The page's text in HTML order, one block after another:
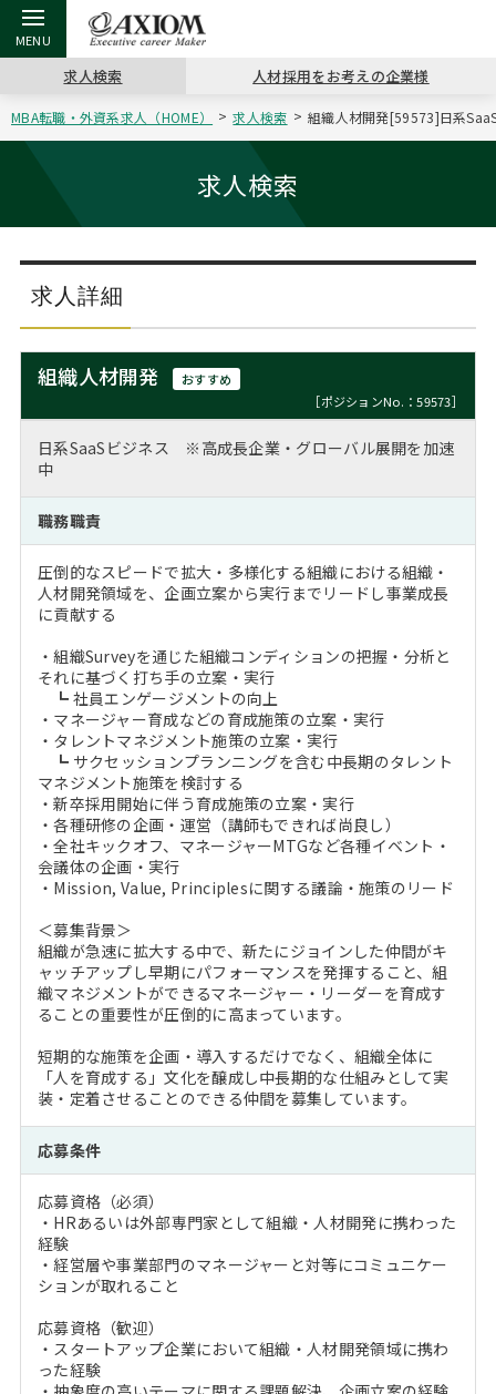
戻る
アクシアムの特長
戻る
コンサ
サービス案内
戻る
キャリ
コンサルタントの紹介
戻る
キャリア支援 TOP
キャリアデザイン講座
（最新求人市場動向）
戻る
MBAの
おわり
ステージ別アドバイス
MBAの転職事例
MBAからのFAQ
MBA留学生数の推移
戻る
日本か
インターン受入企業一覧
MBAを生かす求人特集
戻る
転職ツール TOP
英文レジュメの書き方
戻る
パワー
職務経歴書の書き方
外資系／面接攻略のコツ
戻る
転職コラム TOP
“展”職相談室
転職市場の明日をよめ
キャリアに効く一冊
注目企業インタビュー
戻る
イベント・セミナー TOP
ジョブフェア
キャリアデザインセミナー
プロ経営者の特別セミナー
Career Talk Live
MBA NETWORKING
戻る
会社概要 TOP
沿革
主なクライアント
パブリシティ
ニュースリリース
求人検索 人材採用をお考えの企業様
MBA転職・外資系求人（HOME） 求人検索 組織人材開発[59573]日系
求人検索
求人詳細
組織人材開発
おすすめ
［ポジションNo.：59573］
日系SaaSビジネス ※高成長企業・グローバル展開を加速
中
職務職責
圧倒的なスピードで拡大・多様化する組織における組織・
人材開発領域を、企画立案から実行までリードし事業成長
に貢献する
・組織Surveyを通じた組織コンディションの把握・分析と
それに基づく打ち手の立案・実行
┗ 社員エンゲージメントの向上
・マネージャー育成などの育成施策の立案・実行
・タレントマネジメント施策の立案・実行
┗ サクセッションプランニングを含む中長期のタレント
マネジメント施策を検討する
・新卒採用開始に伴う育成施策の立案・実行
・各種研修の企画・運営（講師もできれば尚良し）
・全社キックオフ、マネージャーMTGなど各種イベント・
会議体の企画・実行
・Mission, Value, Principlesに関する議論・施策のリード
＜募集背景＞
組織が急速に拡大する中で、新たにジョインした仲間がキ
ャッチアップし早期にパフォーマンスを発揮すること、組
織マネジメントができるマネージャー・リーダーを育成す
ることの重要性が圧倒的に高まっています。
短期的な施策を企画・導入するだけでなく、組織全体に
「人を育成する」文化を醸成し中長期的な仕組みとして実
装・定着させることのできる仲間を募集しています。
応募条件
応募資格（必須）
・HRあるいは外部専門家として組織・人材開発に携わった
経験
・経営層や事業部門のマネージャーと対等にコミュニケー
ションが取れること
応募資格（歓迎）
・スタートアップ企業において組織・人材開発領域に携わ
った経験